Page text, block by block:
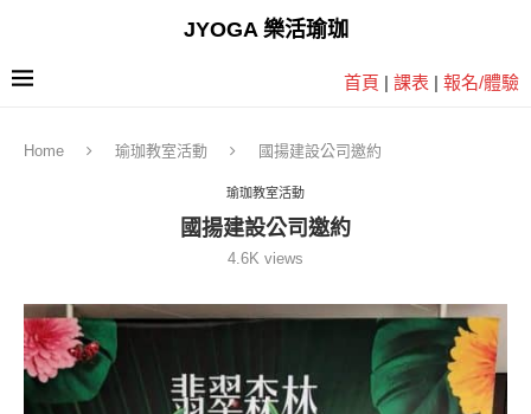
JYOGA 樂活瑜珈
首頁 | 課表 | 報名/體驗
Home 瑜珈教室活動 國揚建設公司邀約
瑜珈教室活動
國揚建設公司邀約
4.6K views